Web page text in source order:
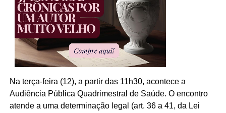
Na terça-feira (12), a partir das 11h30, acontece a
Audiência Pública Quadrimestral de Saúde. O encontro
atende a uma determinação legal (art. 36 a 41, da Lei